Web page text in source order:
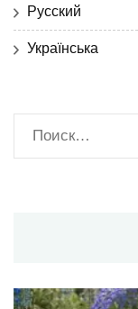
Русский
Українська
Найти: